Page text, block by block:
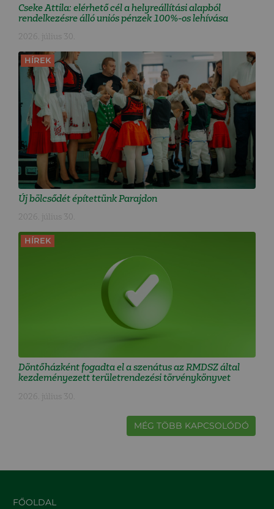
Cseke Attila: elérhető cél a helyreállítási alapból
rendelkezésre álló uniós pénzek 100%-os lehívása
2026. július 30.
HÍREK
Új bölcsődét építettünk Parajdon
2026. július 30.
HÍREK
Döntőházként fogadta el a szenátus az RMDSZ által
kezdeményezett területrendezési törvénykönyvet
2026. július 30.
MÉG TÖBB KAPCSOLÓDÓ
FŐOLDAL